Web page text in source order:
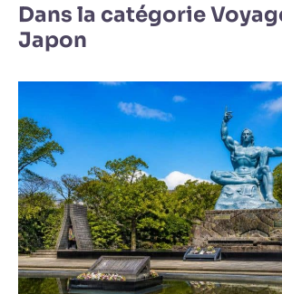
Dans la catégorie
Japon